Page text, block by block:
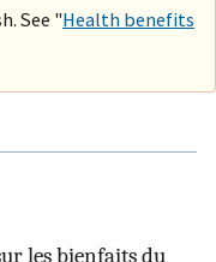
See "Health benefits
les bienfaits du